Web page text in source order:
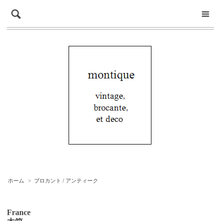
ホーム > ブロカント / アンティーク
France